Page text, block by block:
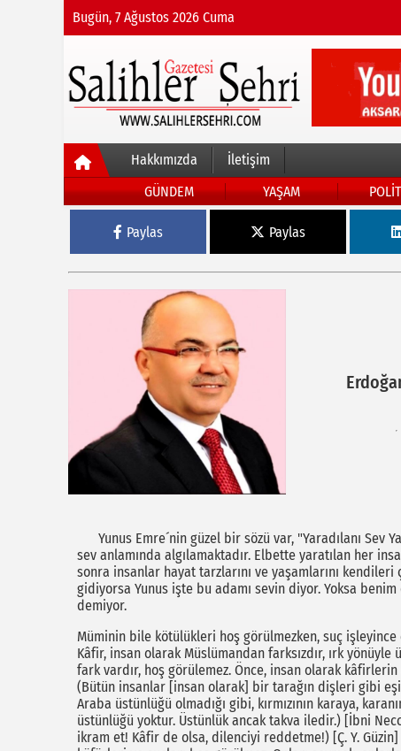
Bugün, 7 Ağustos 2026 Cuma
Hakkımızda
İletişim
GÜNDEM
YAŞAM
Paylas Paylas
Yunus Emre´nin güzel bir sözü var, "Yaradılanı Sev
sev anlamında algılamaktadır. Elbette yaratılan her
sonra insanlar hayat tarzlarını ve yaşamlarını
gidiyorsa Yunus işte bu adamı sevin diyor. Yoksa
demiyor.
Müminin bile kötülükleri hoş görülmezken, suç
Kâfir, insan olarak Müslümandan farksızdır, ırk
fark vardır, hoş görülemez. Önce, insan olarak
(Bütün insanlar [insan olarak] bir tarağın dişleri gibi
Araba üstünlüğü olmadığı gibi, kırmızının karaya,
üstünlüğü yoktur. Üstünlük ancak takva iledir.) [İbni
ikram et! Kâfir de olsa, dilenciyi reddetme!) [Ç. Y.